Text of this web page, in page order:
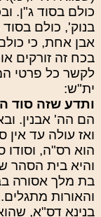
כולם בסוד ג"ן.
בנוק', כולם בסוד
אבן אחת, כי
בכח זה זורקים
לקשר כל פרטי
ית"ש:
ותדע שזה סוד
הם הה' אבנין.
ואז עולה עד אין
הוא רס"ה, וסודו
והיא בית הסהר
בת מלך אסורה
והאורות
בנינא דס"א,